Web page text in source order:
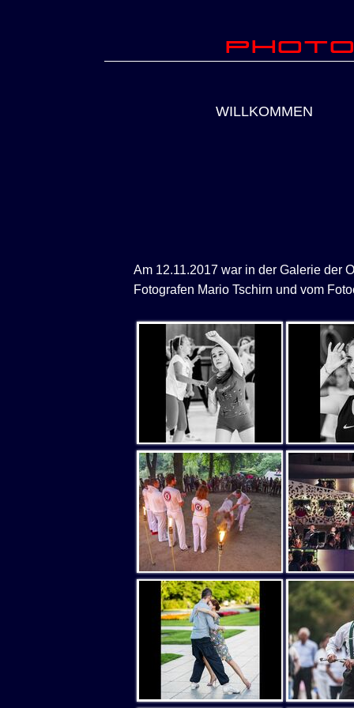
WILLKOMMEN
Am 12.11.2017 war in der Galerie der
Fotografen Mario Tschirn und vom